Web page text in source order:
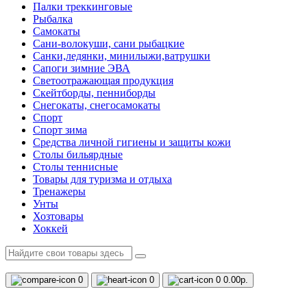
Палки треккинговые
Рыбалка
Самокаты
Сани-волокуши, сани рыбацкие
Санки,ледянки, минилыжи,ватрушки
Сапоги зимние ЭВА
Светоотражающая продукция
Скейтборды, пенниборды
Снегокаты, снегосамокаты
Спорт
Спорт зима
Средства личной гигиены и защиты кожи
Столы бильярдные
Столы теннисные
Товары для туризма и отдыха
Тренажеры
Унты
Хозтовары
Хоккей
0 0 0 0.00р.